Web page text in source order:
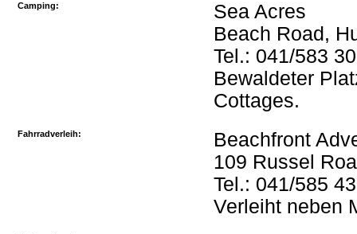
Camping:
Sea Acres
Beach Road,
Tel.: 041/583
Bewaldeter
Cottages.
Fahrradverleih:
Beachfront
109 Russel
Tel.: 041/585
Verleiht neben